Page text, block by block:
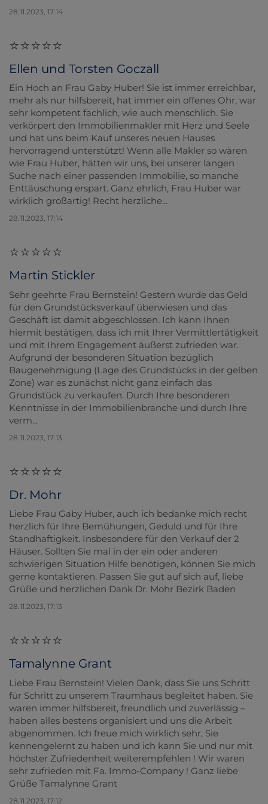
28.11.2023, 17:14
Ellen und Torsten Goczall
Ein Hoch an Frau Gaby Huber! Sie ist immer erreichbar,
mehr als nur hilfsbereit, hat immer ein offenes Ohr, war
sehr kompetent fachlich, wie auch menschlich. Sie
verkörpert den Immobilienmakler mit Herz und Seele
und hat uns beim Kauf unseres neuen Hauses
hervorragend unterstützt! Wenn alle Makler so wären
wie Frau Huber, hätten wir uns, bei unserer langen
Suche nach einer passenden Immobilie, so manche
Enttäuschung erspart. Ganz ehrlich, Frau Huber war
wirklich großartig! Recht herzliche...
28.11.2023, 17:14
Martin Stickler
Sehr geehrte Frau Bernstein! Gestern wurde das Geld
für den Grundstücksverkauf überwiesen und das
Geschäft ist damit abgeschlossen. Ich kann Ihnen
hiermit bestätigen, dass ich mit Ihrer Vermittlertätigkeit
und mit Ihrem Engagement äußerst zufrieden war.
Aufgrund der besonderen Situation bezüglich
Baugenehmigung (Lage des Grundstücks in der gelben
Zone) war es zunächst nicht ganz einfach das
Grundstück zu verkaufen. Durch Ihre besonderen
Kenntnisse in der Immobilienbranche und durch Ihre
verm...
28.11.2023, 17:13
Dr. Mohr
Liebe Frau Gaby Huber, auch ich bedanke mich recht
herzlich für Ihre Bemühungen, Geduld und für Ihre
Standhaftigkeit. Insbesondere für den Verkauf der 2
Häuser. Sollten Sie mal in der ein oder anderen
schwierigen Situation Hilfe benötigen, können Sie mich
gerne kontaktieren. Passen Sie gut auf sich auf, liebe
Grüße und herzlichen Dank Dr. Mohr Bezirk Baden
28.11.2023, 17:13
Tamalynne Grant
Liebe Frau Bernstein! Vielen Dank, dass Sie uns Schritt
für Schritt zu unserem Traumhaus begleitet haben. Sie
waren immer hilfsbereit, freundlich und zuverlässig –
haben alles bestens organisiert und uns die Arbeit
abgenommen. Ich freue mich wirklich sehr, Sie
kennengelernt zu haben und ich kann Sie und nur mit
höchster Zufriedenheit weiterempfehlen ! Wir waren
sehr zufrieden mit Fa. Immo-Company ! Ganz liebe
Grüße Tamalynne Grant
28.11.2023, 17:12